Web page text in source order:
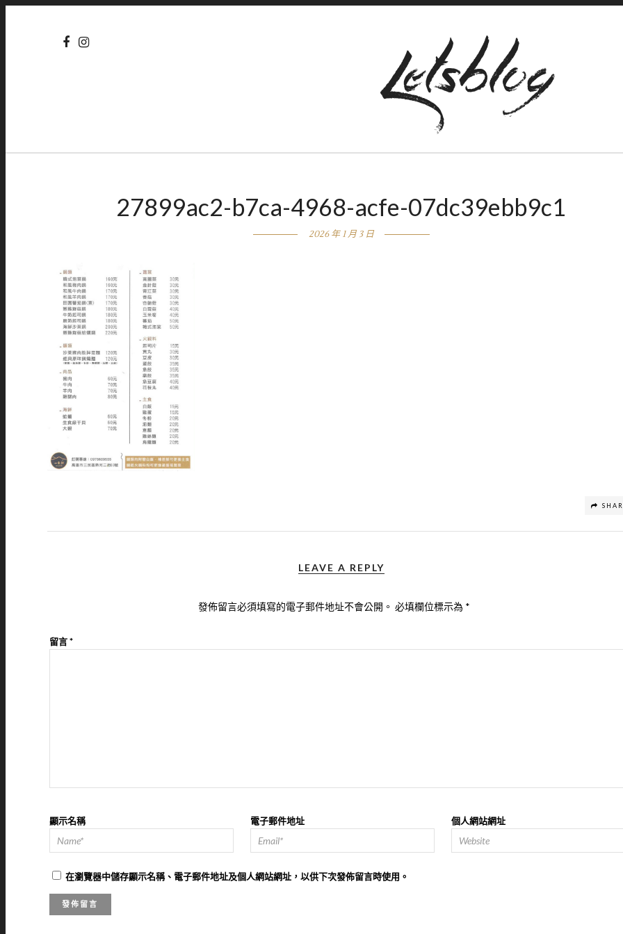
27899ac2-b7ca-4968-acfe-07dc39ebb9c1
2026 年 1 月 3 日
LEAVE A REPLY
發佈留言必須填寫的電子郵件地址不會公開。 必填欄位標示為 *
留言*
顯示名稱 電子郵件地址 個人網站網址
在瀏覽器中儲存顯示名稱、電子郵件地址及個人網站網址，以供下次發佈留言時使用。